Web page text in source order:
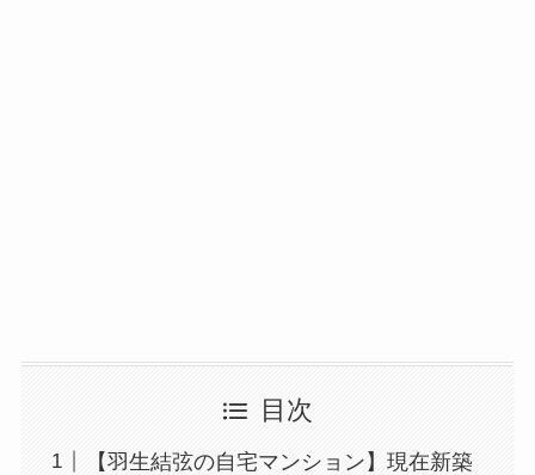
目次
【羽生結弦の自宅マンション】現在新築